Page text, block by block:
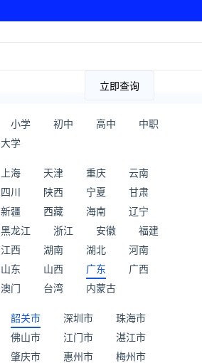
立即查询
小学 初中 高中
中职
大学
上海 天津 重庆
云南
四川 陕西 宁夏
甘肃
新疆 西藏 海南
辽宁
黑龙江 浙江 安徽
福建
江西 湖南 湖北
河南
山东 山西 广东
广西
澳门 台湾 内蒙古
韶关市 深圳市
珠海市
佛山市 江门市
湛江市
肇庆市 惠州市
梅州市